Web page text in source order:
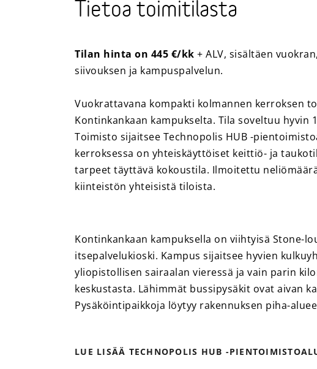
Tietoa toimitilasta
Tilan hinta on 445 €/kk + ALV, sisältäen
siivouksen ja kampuspalvelun.
Vuokrattavana kompakti kolmannen kerroksen
Kontinkankaan kampukselta. Tila soveltuu hyvin
Toimisto sijaitsee Technopolis HUB -
kerroksessa on yhteiskäyttöiset keittiö- ja
tarpeet täyttävä kokoustila. Ilmoitettu
kiinteistön yhteisistä tiloista.
Kontinkankaan kampuksella on viihtyisä Stone-
itsepalvelukioski. Kampus sijaitsee hyvien
yliopistollisen sairaalan vieressä ja vain parin
keskustasta. Lähimmät bussipysäkit ovat aivan
Pysäköintipaikkoja löytyy rakennuksen piha-
LUE LISÄÄ TECHNOPOLIS HUB -